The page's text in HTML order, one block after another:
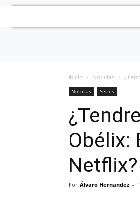
Inicio Noticias
Noticias Series
Obélix:
Netflix?
Por Álvaro Hernandez -